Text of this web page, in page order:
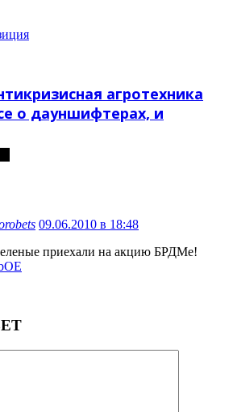
агротехника
о дауншифтерах, и
09.06.2010 в 18:48
приехали на акцию БРДМе!